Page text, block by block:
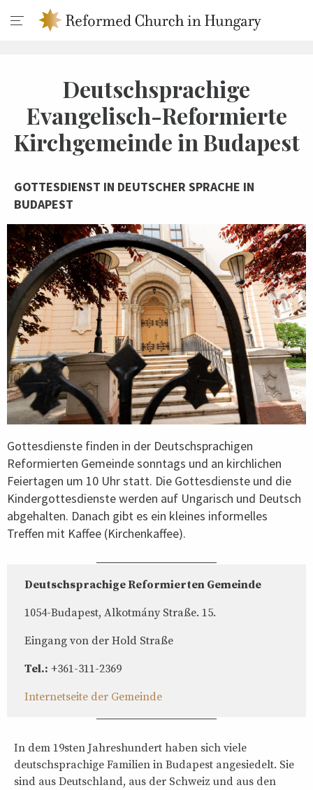
Deutschsprachige
Evangelisch-Reformierte
Kirchgemeinde in Budapest
GOTTESDIENST IN DEUTSCHER SPRACHE IN
BUDAPEST
Gottesdienste finden in der Deutschsprachigen
Reformierten Gemeinde sonntags und an kirchlichen
Feiertagen um 10 Uhr statt. Die Gottesdienste und die
Kindergottesdienste werden auf Ungarisch und Deutsch
abgehalten. Danach gibt es ein kleines informelles
Treffen mit Kaffee (Kirchenkaffee).
Deutschsprachige Reformierten Gemeinde
1054-Budapest, Alkotmány Straße. 15.
Eingang von der Hold Straße
Tel.: +361-311-2369
Internetseite der Gemeinde
In dem 19sten Jahreshundert haben sich viele
deutschsprachige Familien in Budapest angesiedelt. Sie
sind aus Deutschland, aus der Schweiz und aus den